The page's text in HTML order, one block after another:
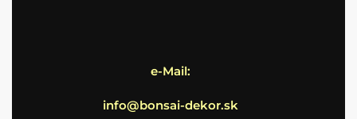
e-Mail:
info@bonsai-dekor.sk